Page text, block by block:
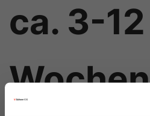
ca. 3-12
Wochen